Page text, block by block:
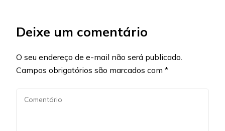
Deixe um comentário
O seu endereço de e-mail não será publicado.
Campos obrigatórios são marcados com *